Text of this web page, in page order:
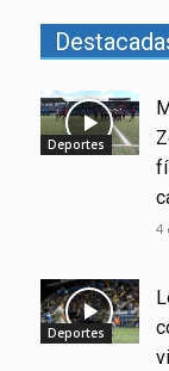
Deportes
4
Deportes